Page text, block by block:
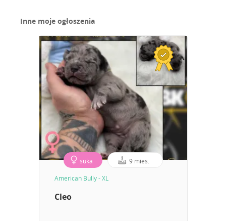
Inne moje ogłoszenia
suka 9 mies.
American Bully - XL
Cleo